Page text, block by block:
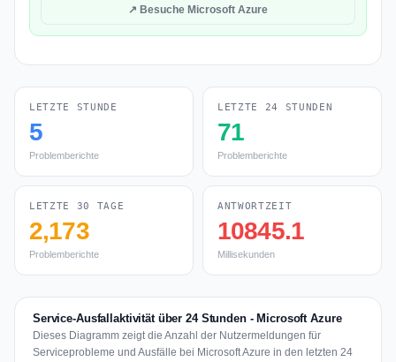
↗ Besuche Microsoft Azure
LETZTE STUNDE
5
Problemberichte
LETZTE 24 STUNDEN
71
Problemberichte
LETZTE 30 TAGE
2,173
Problemberichte
ANTWORTZEIT
10845.1
Millisekunden
Service-Ausfallaktivität über 24 Stunden - Microsoft Azure
Dieses Diagramm zeigt die Anzahl der Nutzermeldungen für
Serviceprobleme und Ausfälle bei Microsoft Azure in den letzten 24